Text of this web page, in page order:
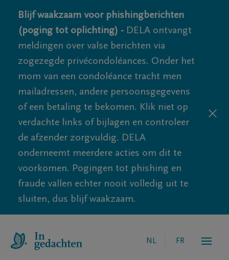
Blijf waakzaam voor phishingberichten
(poging tot oplichting) - DELA ontvangt
meldingen over valse berichten via
zogezegde privécondoléances. Onder het
mom van een condoléance tracht men
mailadressen, andere persoonsgegevens
of een betaling te bekomen. Klik niet op
verdachte links of bijlagen en controleer
de afzender zorgvuldig. DELA
onderneemt meerdere acties om dit te
voorkomen. Pogingen tot phishing en
fraude vallen echter nooit volledig uit te
sluiten, dus blijf waakzaam.
NL FR